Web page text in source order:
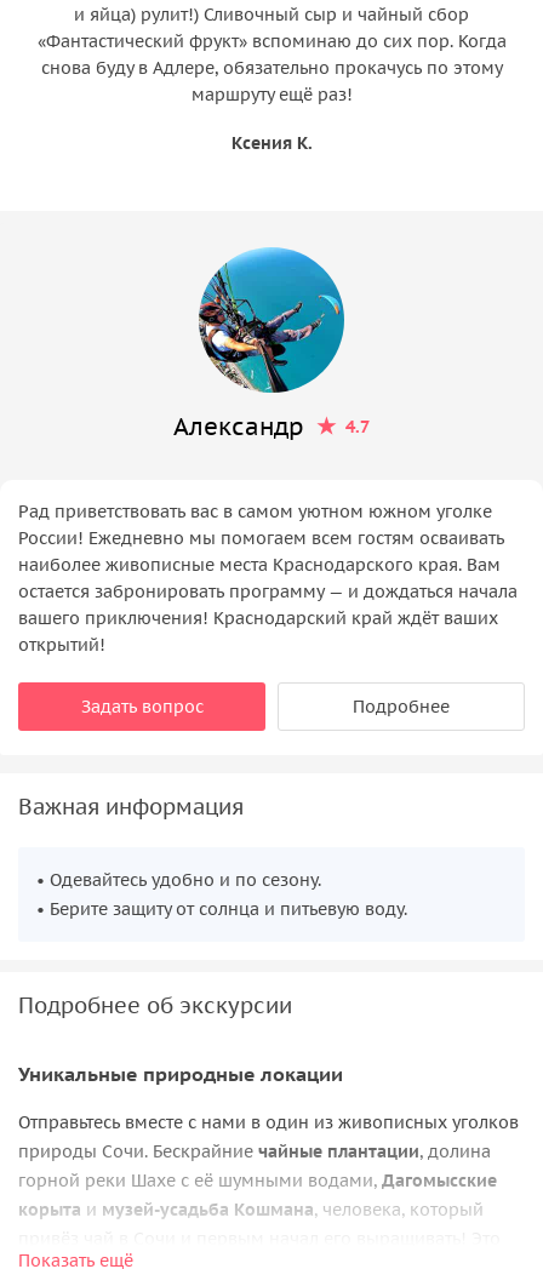
и яйца) рулит!) Сливочный сыр и чайный сбор
«Фантастический фрукт» вспоминаю до сих пор. Когда
снова буду в Адлере, обязательно прокачусь по этому
маршруту ещё раз!
Ксения К.
Александр 4.7
Рад приветствовать вас в самом уютном южном уголке
России! Ежедневно мы помогаем всем гостям осваивать
наиболее живописные места Краснодарского края. Вам
остается забронировать программу — и дождаться начала
вашего приключения! Краснодарский край ждёт ваших
открытий!
Задать вопрос Подробнее
Важная информация
• Одевайтесь удобно и по сезону.
• Берите защиту от солнца и питьевую воду.
Подробнее об экскурсии
Уникальные природные локации
Отправьтесь вместе с нами в один из живописных уголков
природы Сочи. Бескрайние чайные плантации, долина
горной реки Шахе с её шумными водами, Дагомысские
корыта и музей-усадьба Кошмана, человека, который
Показать ещё